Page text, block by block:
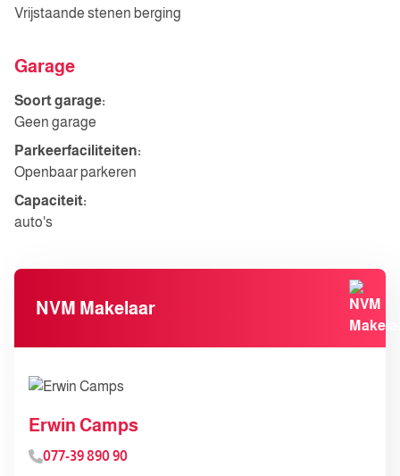
Vrijstaande stenen berging
Garage
Soort garage:
Geen garage
Parkeerfaciliteiten:
Openbaar parkeren
Capaciteit:
auto's
NVM Makelaar
Erwin Camps
077-39 890 90